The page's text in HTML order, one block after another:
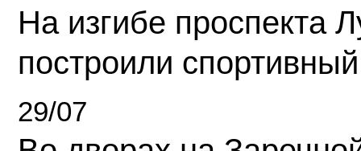
На изгибе проспекта
построили
29/07